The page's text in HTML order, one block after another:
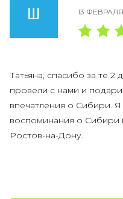
13
Татьяна, спасибо за те 2
провели с нами и
впечатления о Сибири.
воспоминания о Сибири
Ростов-на-Дону.